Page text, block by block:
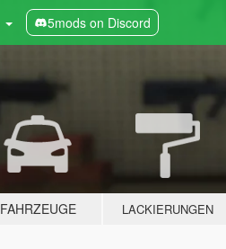
5mods on Discord
FAHRZEUGE LACKIERUNGEN